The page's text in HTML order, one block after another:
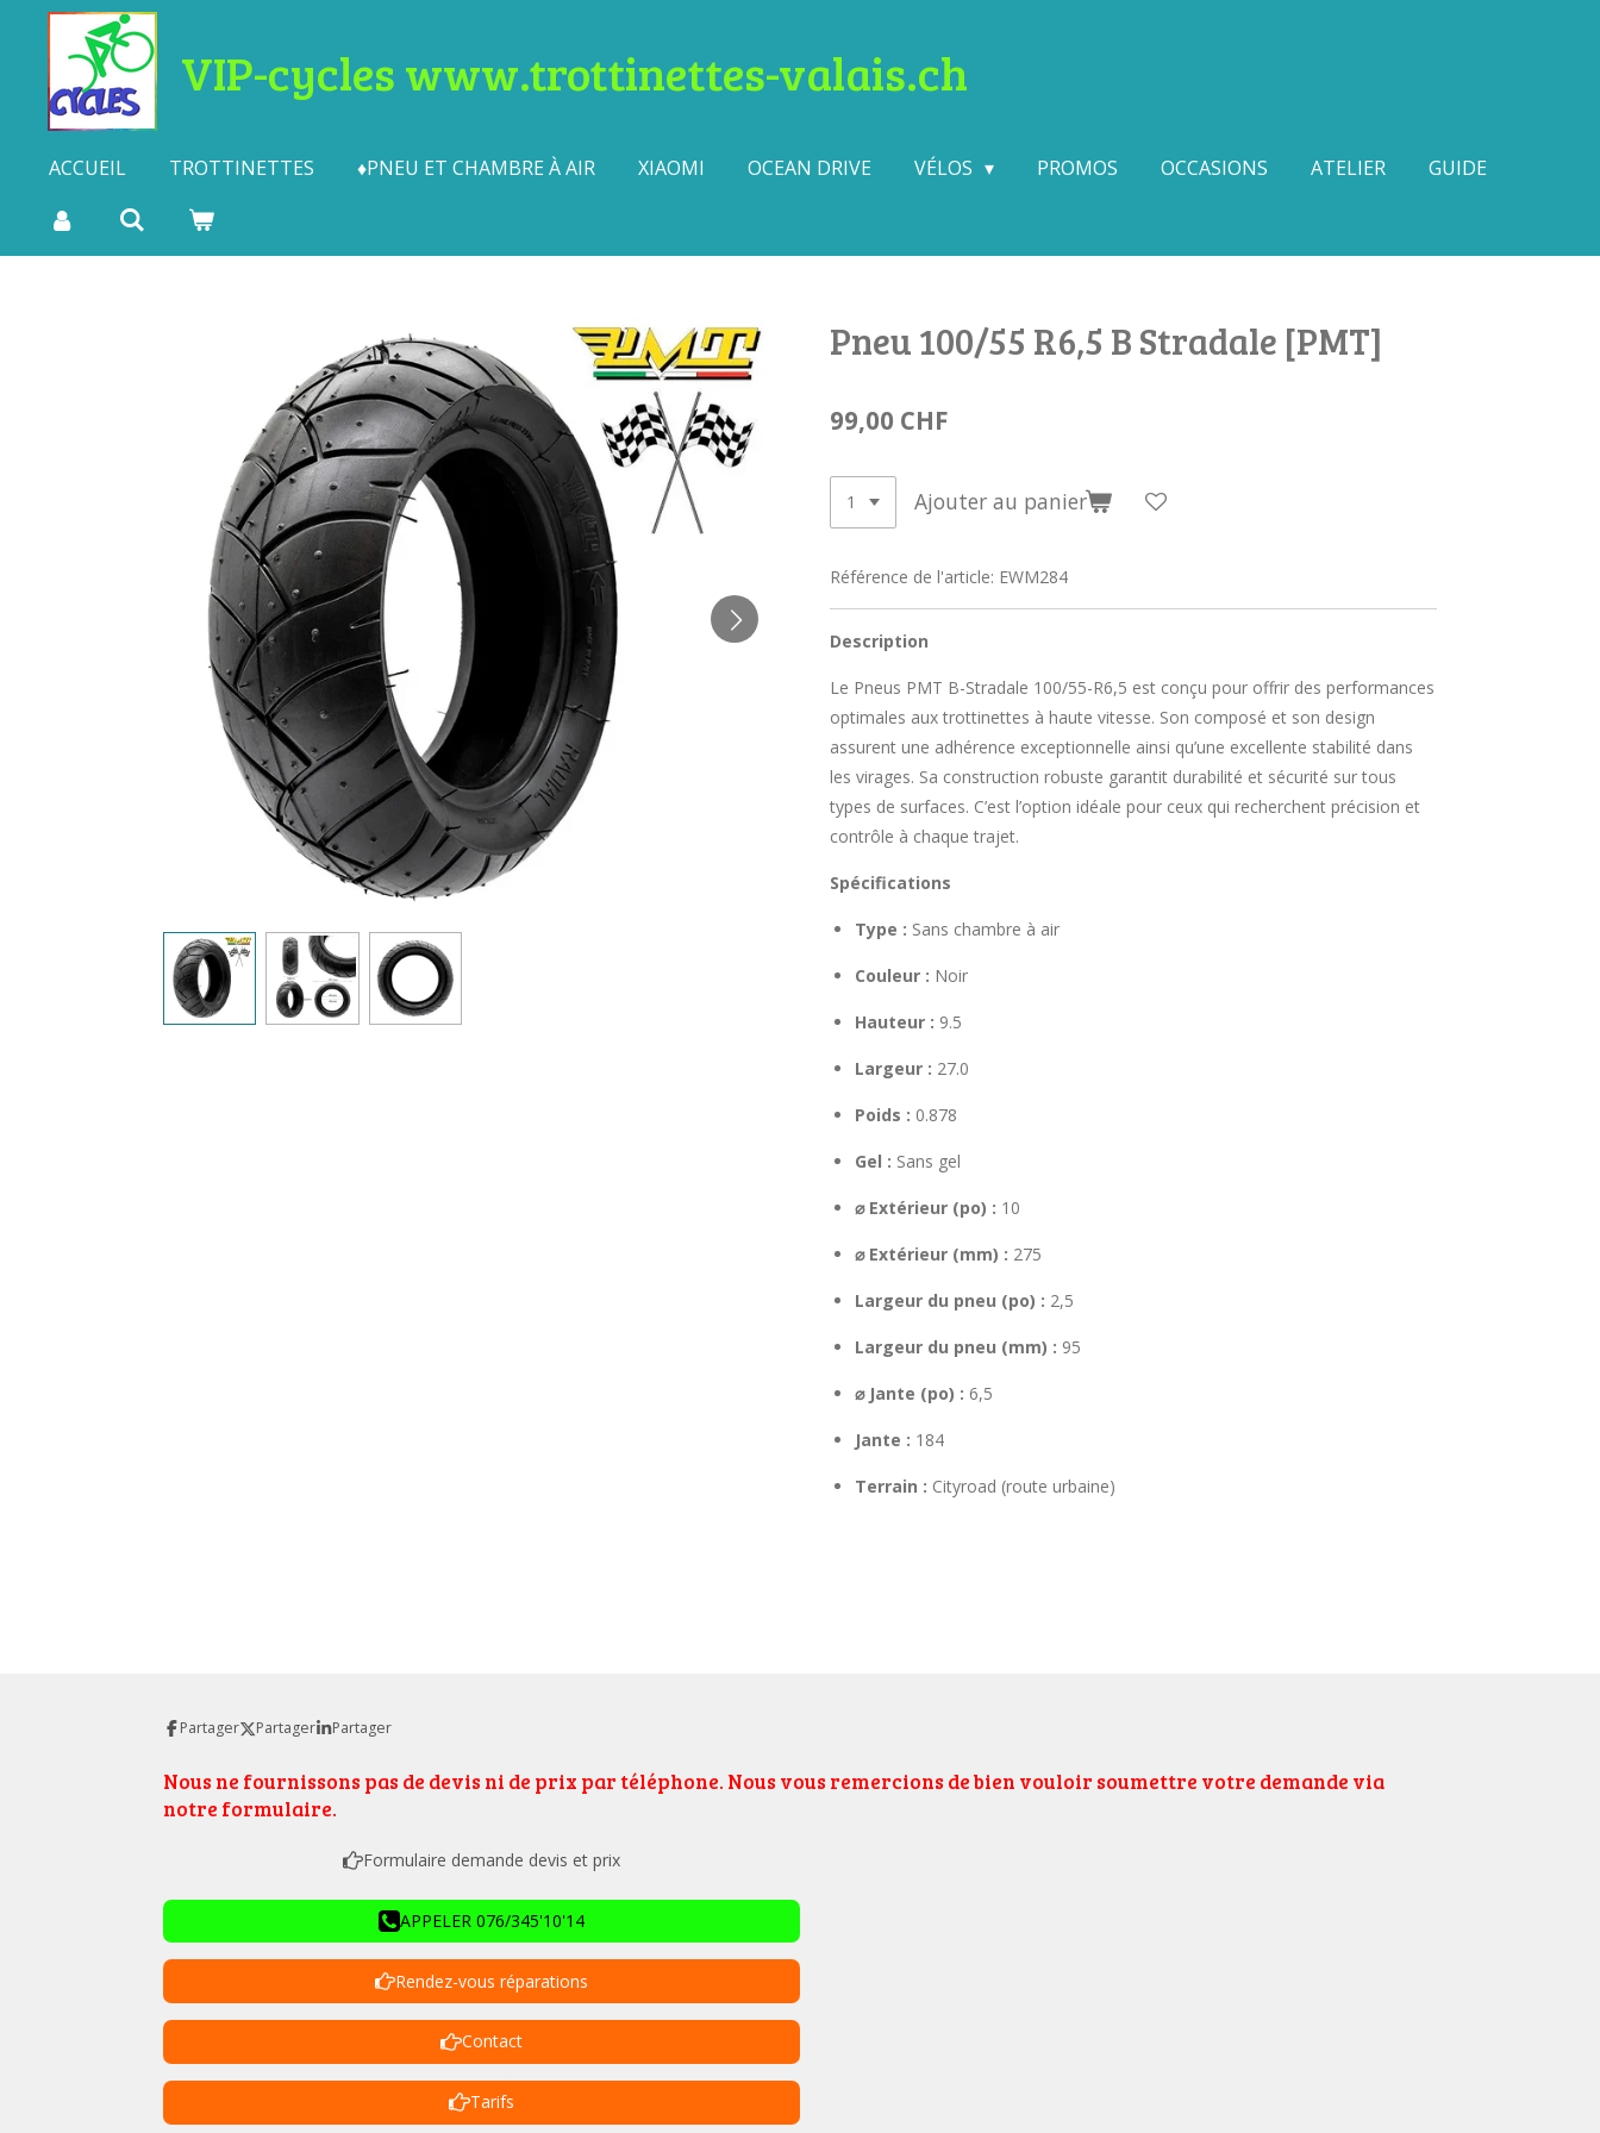
Passer
contenu
principal
VIP-cycles www.trottinettes-valais.ch
ACCUEIL TROTTINETTES ♦PNEU ET CHAMBRE À AIR XIAOMI OCEAN DRIVE VÉLOS PROMOS OCCASIONS ATELIER GUIDE
Pneu 100/55 R6,5 B Stradale [PMT]
99,00 CHF
Ajouter au panier
Référence de l'article: EWM284
Description
Le Pneus PMT B-Stradale 100/55-R6,5 est conçu pour offrir des performances
optimales aux trottinettes à haute vitesse. Son composé et son design
assurent une adhérence exceptionnelle ainsi qu’une excellente stabilité dans
les virages. Sa construction robuste garantit durabilité et sécurité sur tous
types de surfaces. C’est l’option idéale pour ceux qui recherchent précision et
contrôle à chaque trajet.
Spécifications
Type : Sans chambre à air
Couleur : Noir
Hauteur : 9.5
Largeur : 27.0
Poids : 0.878
Gel : Sans gel
⌀ Extérieur (po) : 10
⌀ Extérieur (mm) : 275
Largeur du pneu (po) : 2,5
Largeur du pneu (mm) : 95
⌀ Jante (po) : 6,5
Jante : 184
Terrain : Cityroad (route urbaine)
Partager Partager Partager
Nous ne fournissons pas de devis ni de prix par téléphone. Nous vous remercions de bien vouloir soumettre votre demande via
notre formulaire.
Formulaire demande devis et prix
APPELER 076/345'10'14
Rendez-vous réparations
Contact
Tarifs